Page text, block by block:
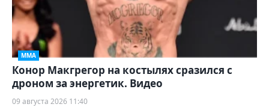
ММА
Конор Макгрегор на костылях сразился с
дроном за энергетик. Видео
09 августа 2026 11:40